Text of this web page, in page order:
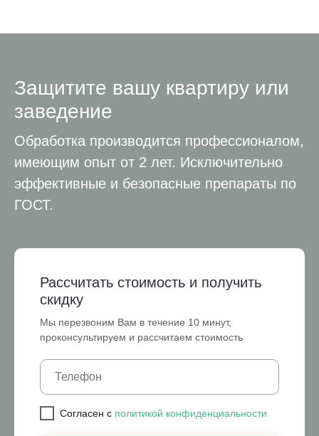
Защитите вашу квартиру или
заведение
Обработка производится профессионалом,
имеющим опыт от 2 лет. Исключительно
эффективные и безопасные препараты по
ГОСТ.
Рассчитать стоимость и получить
скидку
Мы перезвоним Вам в течение 10 минут,
проконсультируем и рассчитаем стоимость
Cогласен с политикой конфиденциальности